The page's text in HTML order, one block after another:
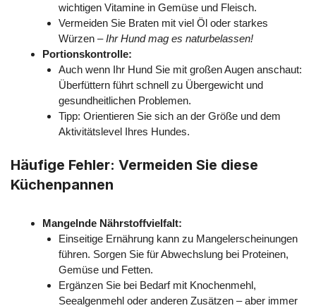
wichtigen Vitamine in Gemüse und Fleisch.
Vermeiden Sie Braten mit viel Öl oder starkes
Würzen –Ihr Hund mag es naturbelassen!
Portionskontrolle:
Auch wenn Ihr Hund Sie mit großen Augen anschaut:
Überfüttern führt schnell zu Übergewicht und
gesundheitlichen Problemen.
Tipp: Orientieren Sie sich an der Größe und dem
Aktivitätslevel Ihres Hundes.
Häufige Fehler: Vermeiden Sie diese
Küchenpannen
Mangelnde Nährstoffvielfalt:
Einseitige Ernährung kann zu Mangelerscheinungen
führen. Sorgen Sie für Abwechslung bei Proteinen,
Gemüse und Fetten.
Ergänzen Sie bei Bedarf mit Knochenmehl,
Seealgenmehl oder anderen Zusätzen – aber immer